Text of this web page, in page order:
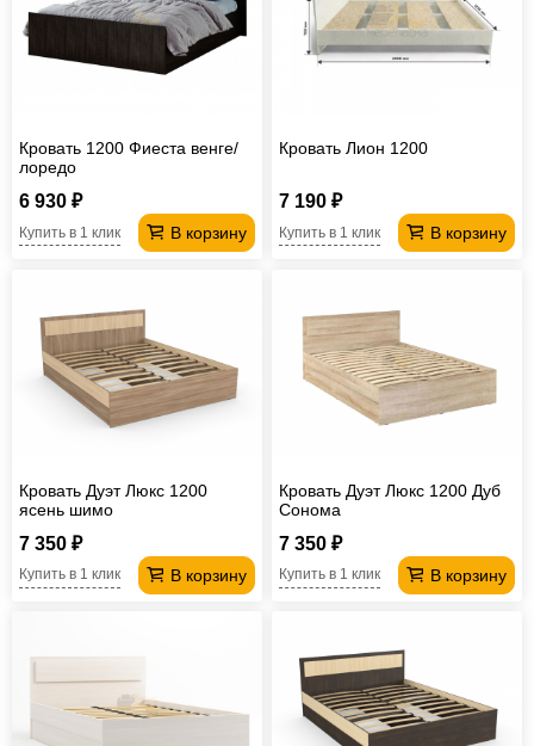
Кровать 1200 Фиеста венге/
лоредо
6 930 ₽
В корзину
Купить в 1 клик
Кровать Лион 1200
7 190 ₽
В корзину
Купить в 1 клик
Кровать Дуэт Люкс 1200
ясень шимо
7 350 ₽
В корзину
Купить в 1 клик
Кровать Дуэт Люкс 1200 Дуб
Сонома
7 350 ₽
В корзину
Купить в 1 клик